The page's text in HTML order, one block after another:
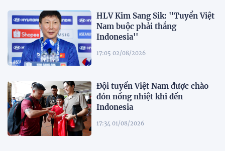
HLV Kim Sang Sik: ''Tuyển Việt
Nam buộc phải thắng
Indonesia''
17:05 02/08/2026
Đội tuyển Việt Nam được chào
đón nồng nhiệt khi đến
Indonesia
17:34 01/08/2026